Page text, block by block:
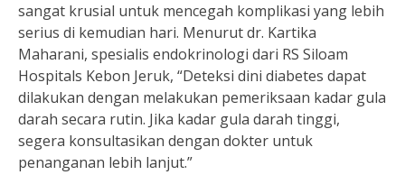
sangat krusial untuk mencegah komplikasi yang lebih
serius di kemudian hari. Menurut dr. Kartika
Maharani, spesialis endokrinologi dari RS Siloam
Hospitals Kebon Jeruk, “Deteksi dini diabetes dapat
dilakukan dengan melakukan pemeriksaan kadar gula
darah secara rutin. Jika kadar gula darah tinggi,
segera konsultasikan dengan dokter untuk
penanganan lebih lanjut.”